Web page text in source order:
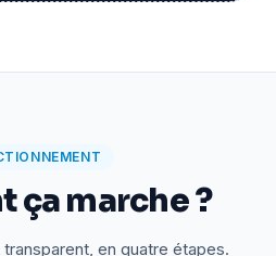
ça marche ?
en quatre étapes.